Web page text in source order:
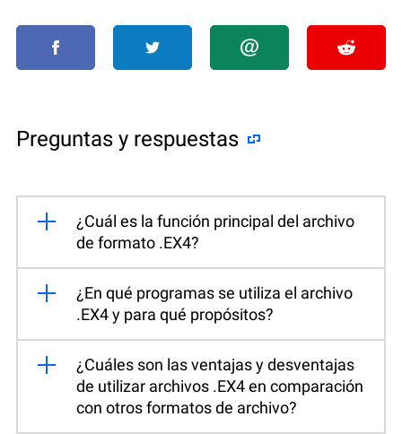
Preguntas y respuestas
¿Cuál es la función principal del archivo
de formato .EX4?
¿En qué programas se utiliza el archivo
.EX4 y para qué propósitos?
¿Cuáles son las ventajas y desventajas
de utilizar archivos .EX4 en comparación
con otros formatos de archivo?